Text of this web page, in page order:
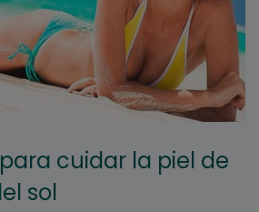
cuidar la piel de
sol